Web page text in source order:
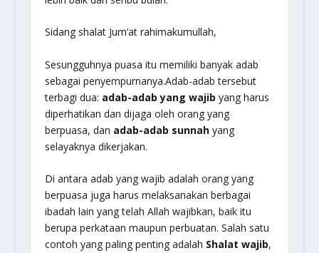
Sidang shalat Jum’at rahimakumullah,
Sesungguhnya puasa itu memiliki banyak adab
sebagai penyempurnanya.Adab-adab tersebut
terbagi dua: adab-adab yang wajib yang harus
diperhatikan dan dijaga oleh orang yang
berpuasa, dan adab-adab sunnahyang
selayaknya dikerjakan.
Di antara adab yang wajib adalah orang yang
berpuasa juga harus melaksanakan berbagai
ibadah lain yang telah Allah wajibkan, baik itu
berupa perkataan maupun perbuatan. Salah satu
contoh yang paling penting adalah Shalat wajib,